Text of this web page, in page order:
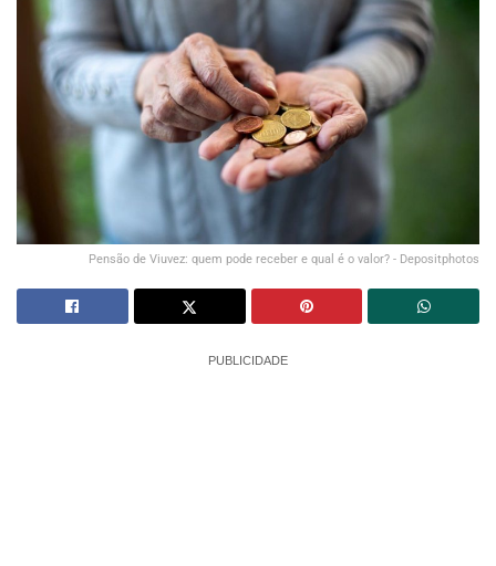
Pensão de Viuvez: quem pode receber e qual é o valor? - Depositphotos
PUBLICIDADE